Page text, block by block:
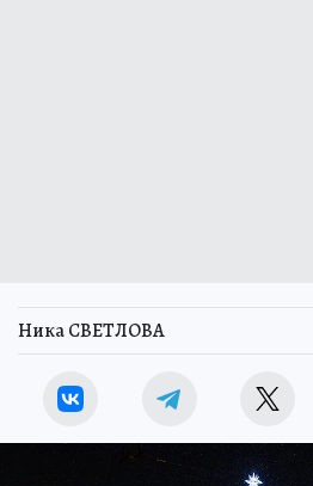
Ника СВЕТЛОВА